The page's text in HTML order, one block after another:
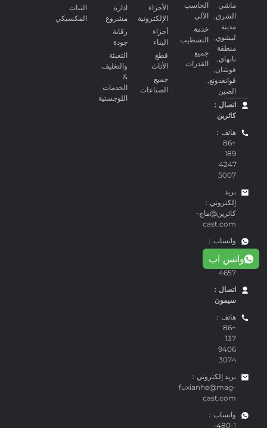
ماشي
الشرق,
مدينة
ليشوي,
منطقة
نانهاي,
فوشان,
قوانغدونغ,
الصين
اتصال：
كاثرين
هاتف：
+86
189
4247
5007
بريد
إلكتروني：
كاثرين@ماج-
cast.com
واتساب：
+86-159
1863
4657
اتصال：
سيمون
هاتف：
+86
137
9406
3074
بريد إلكتروني：
fuxianhe@mag-
cast.com
واتساب：
1-480-
الحاسب
الآلي
خدمة
التشطيب
جميع
القدرات
الأجزاء
الإلكترونية
أجزاء
البناء
قطع
الأثاث
جميع
الصناعات
ادارة
مشروع
رقابة
جودة
التعبئة
والتغليف
&
الخدمات
اللوجستية
النبات
المكسيكي
واتس اب